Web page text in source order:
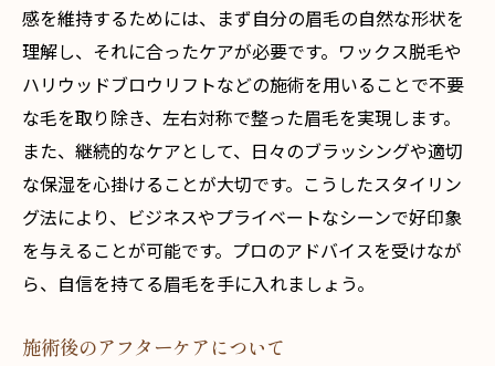
感を維持するためには、まず自分の眉毛の自然な形状を
理解し、それに合ったケアが必要です。ワックス脱毛や
ハリウッドブロウリフトなどの施術を用いることで不要
な毛を取り除き、左右対称で整った眉毛を実現します。
また、継続的なケアとして、日々のブラッシングや適切
な保湿を心掛けることが大切です。こうしたスタイリン
グ法により、ビジネスやプライベートなシーンで好印象
を与えることが可能です。プロのアドバイスを受けなが
ら、自信を持てる眉毛を手に入れましょう。
施術後のアフターケアについて